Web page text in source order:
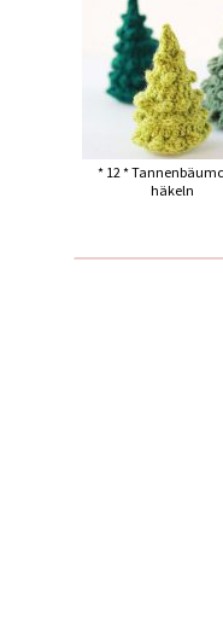
* 12 *
häkeln